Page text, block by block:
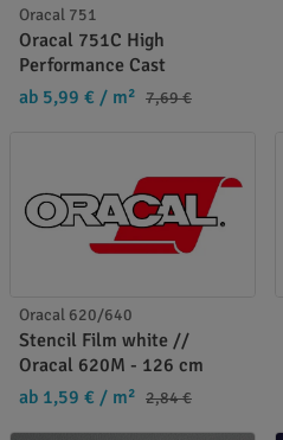
Oracal 751
Oracal 751C High
Performance Cast
ab 5,99 € / m² 7,69 €
Oracal 620/640
Stencil Film white //
Oracal 620M - 126 cm
ab 1,59 € / m² 2,84 €